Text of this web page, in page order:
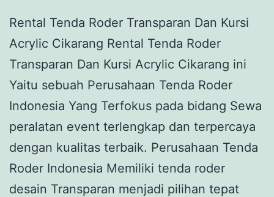
Rental Tenda Roder Transparan Dan Kursi
Acrylic Cikarang Rental Tenda Roder
Transparan Dan Kursi Acrylic Cikarang ini
Yaitu sebuah Perusahaan Tenda Roder
Indonesia Yang Terfokus pada bidang Sewa
peralatan event terlengkap dan terpercaya
dengan kualitas terbaik. Perusahaan Tenda
Roder Indonesia Memiliki tenda roder
desain Transparan menjadi pilihan tepat